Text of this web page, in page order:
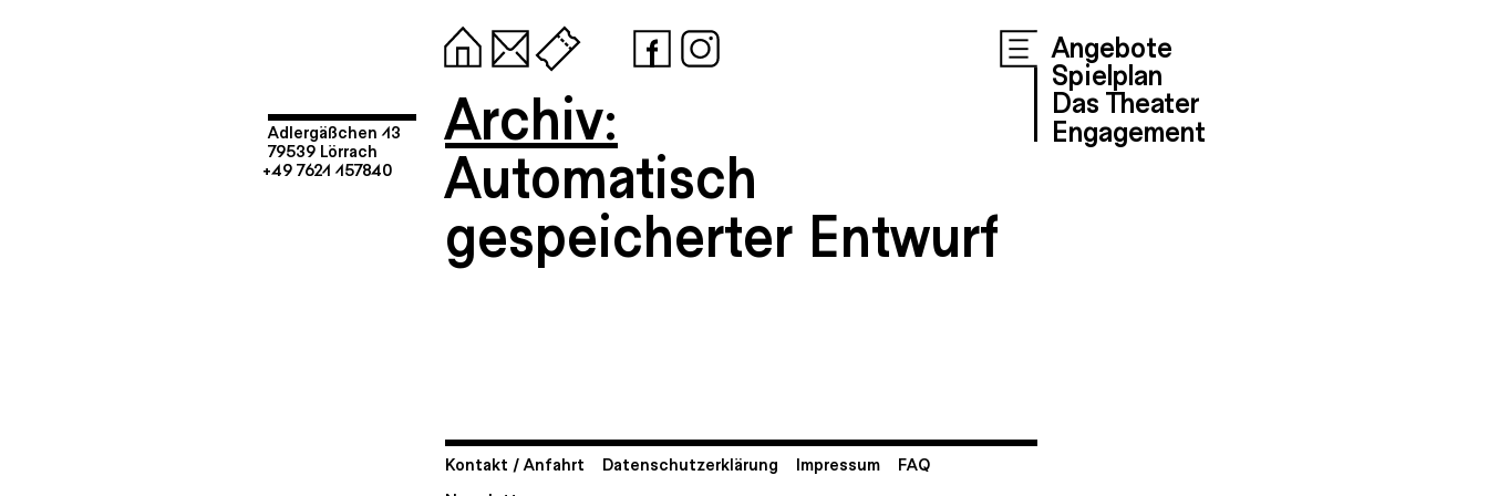
Angebote
Spielplan
Das Theater
Engagement
Adlergäßchen 13
79539 Lörrach
+49 7621 157840
Archiv:
Automatisch
gespeicherter Entwurf
Kontakt / Anfahrt Datenschutzerklärung Impressum
FAQ